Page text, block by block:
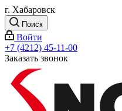
г. Хабаровск
Поиск
Войти
+7 (4212) 45-11-00
Заказать звонок